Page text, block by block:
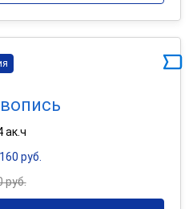
ак.ч
руб.
руб.